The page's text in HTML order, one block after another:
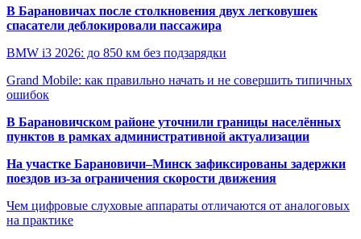
В Барановичах после столкновения двух легковушек
спасатели деблокировали пассажира
BMW i3 2026: до 850 км без подзарядки
Grand Mobile: как правильно начать и не совершить типичных
ошибок
В Барановичском районе уточнили границы населённых
пунктов в рамках административной актуализации
На участке Барановичи–Минск зафиксированы задержки
поездов из-за ограничения скорости движения
Чем цифровые слуховые аппараты отличаются от аналоговых
на практике